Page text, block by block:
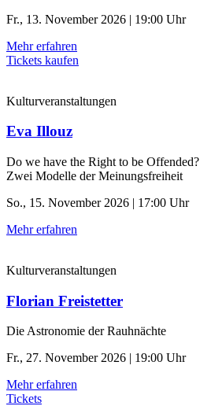
Fr., 13. November 2026 | 19:00 Uhr
Mehr erfahren
Tickets kaufen
Kulturveranstaltungen
Eva Illouz
Do we have the Right to be Offended?
Zwei Modelle der Meinungsfreiheit
So., 15. November 2026 | 17:00 Uhr
Mehr erfahren
Kulturveranstaltungen
Florian Freistetter
Die Astronomie der ­Rauhnächte
Fr., 27. November 2026 | 19:00 Uhr
Mehr erfahren
Tickets